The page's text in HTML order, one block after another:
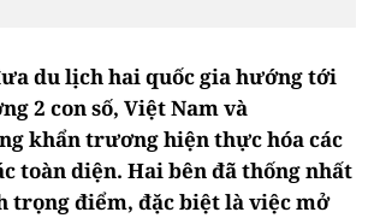
du lịch hai quốc gia hướng tới
2 con số, Việt Nam và
khẩn trương hiện thực hóa các
toàn diện. Hai bên đã thống nhất
trọng điểm, đặc biệt là việc mở